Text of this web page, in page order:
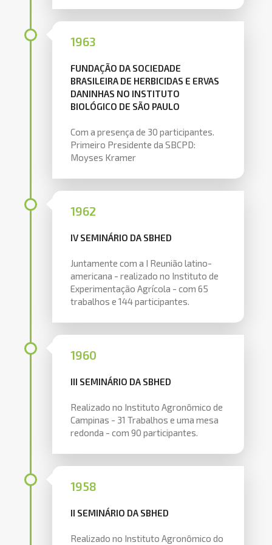
1963
FUNDAÇÃO DA SOCIEDADE
BRASILEIRA DE HERBICIDAS E ERVAS
DANINHAS NO INSTITUTO
BIOLÓGICO DE SÃO PAULO
Com a presença de 30 participantes.
Primeiro Presidente da SBCPD:
Moyses Kramer
1962
IV SEMINÁRIO DA SBHED
Juntamente com a I Reunião latino-
americana - realizado no Instituto de
Experimentação Agrícola - com 65
trabalhos e 144 participantes.
1960
III SEMINÁRIO DA SBHED
Realizado no Instituto Agronômico de
Campinas - 31 Trabalhos e uma mesa
redonda - com 90 participantes.
1958
II SEMINÁRIO DA SBHED
Realizado no Instituto Agronômico do